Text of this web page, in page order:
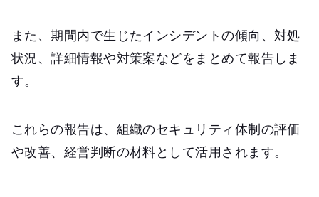
また、期間内で生じたインシデントの傾向、対処
状況、詳細情報や対策案などをまとめて報告しま
す。
これらの報告は、組織のセキュリティ体制の評価
や改善、経営判断の材料として活用されます。